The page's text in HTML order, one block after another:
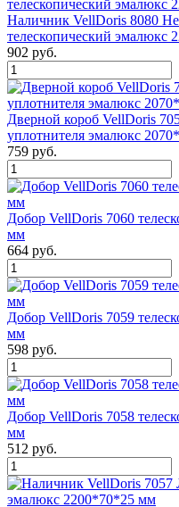
Наличник VellDoris 8080
телескопический эмалюкс
902 руб.
Дверной короб VellDoris
уплотнителя эмалюкс
759 руб.
Добор VellDoris 7060
мм
664 руб.
Добор VellDoris 7059
мм
598 руб.
Добор VellDoris 7058
мм
512 руб.